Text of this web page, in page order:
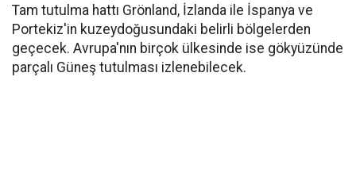
Tam tutulma hattı Grönland, İzlanda ile İspanya ve
Portekiz'in kuzeydoğusundaki belirli bölgelerden
geçecek. Avrupa'nın birçok ülkesinde ise gökyüzünde
parçalı Güneş tutulması izlenebilecek.